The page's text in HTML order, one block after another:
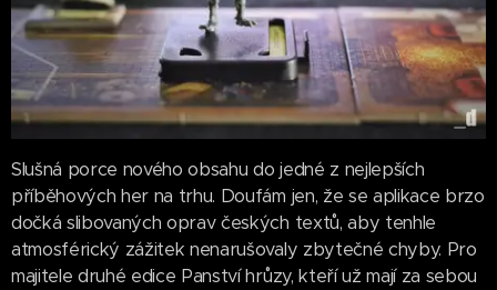
Slušná porce nového obsahu do jedné z nejlepších
příběhových her na trhu. Doufám jen, že se aplikace brzo
dočká slibovaných oprav českých textů, aby tenhle
atmosférický zážitek nenarušovaly zbytečné chyby. Pro
majitele druhé edice Panství hrůzy, kteří už mají za sebou